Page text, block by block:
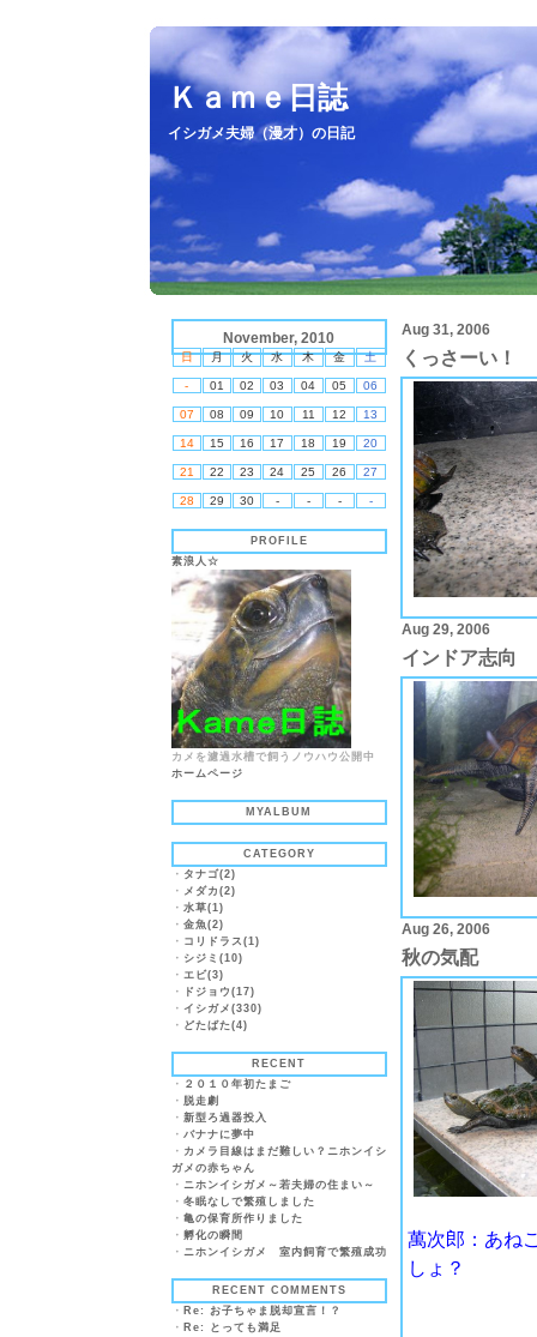
Ｋａｍｅ日誌
イシガメ夫婦（漫才）の日記
November, 2010
日 月 火 水 木 金 土
- 01 02 03 04 05 06
07 08 09 10 11 12 13
14 15 16 17 18 19 20
21 22 23 24 25 26 27
28 29 30 - - - -
PROFILE
素浪人☆
カメを濾過水槽で飼うノウハウ公開中
ホームページ
MYALBUM
CATEGORY
・ タナゴ(2)
・ メダカ(2)
・ 水草(1)
・ 金魚(2)
・ コリドラス(1)
・ シジミ(10)
・ エビ(3)
・
ドジョウ(17)
・ イシガメ(330)
・ どたばた(4)
RECENT
・ ２０１０年初たまご
・ 脱走劇
・ 新型ろ過器投入
・ バナナに夢中
・ カメラ目線はまだ難しい？ニホンイシ
ガメの赤ちゃん
・ ニホンイシガメ～若夫婦の住まい～
・ 冬眠なしで繁殖しました
・ 亀の保育所作りました
・ 孵化の瞬間
・ ニホンイシガメ 室内飼育で繁殖成功
RECENT COMMENTS
・ Re: お子ちゃま脱却宣言！？
・ Re: とっても満足
Aug 31, 2006
くっさーい！
Aug 29, 2006
インドア志向
Aug 26, 2006
秋の気配
萬次郎：あね
しょ？